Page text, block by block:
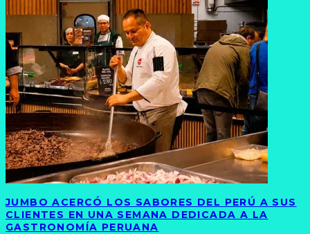
JUMBO ACERCÓ LOS SABORES DEL PERÚ A SUS
CLIENTES EN UNA SEMANA DEDICADA A LA
GASTRONOMÍA PERUANA